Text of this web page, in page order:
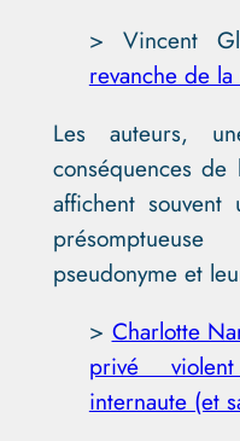
> Vincent
revanche de
Les auteurs,
conséquences
affichent
pseudonyme et
> Charlotte
privé
internaute (et